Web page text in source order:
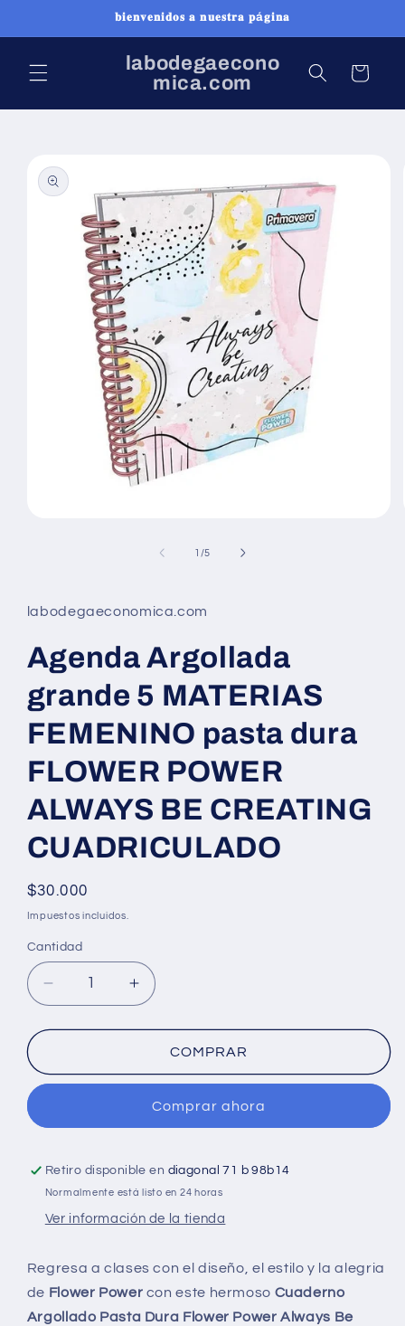
al contenido
𝐛𝐢𝐞𝐧𝐯𝐞𝐧𝐢𝐝𝐨𝐬 𝐚 𝐧𝐮𝐞𝐬𝐭𝐫𝐚 𝐩á𝐠𝐢𝐧𝐚
labodegaecono
mica.com
Carrito
información
del producto
ventana
modal
1 /de
5
labodegaeconomica.com
Agenda Argollada
grande 5 MATERIAS
FEMENINO pasta dura
FLOWER POWER
ALWAYS BE CREATING
CUADRICULADO
Precio
habitual
$30.000
Impuestos incluidos.
Cantidad
Cantidad
Reducir
cantidad
para
Argollada
MATERIAS
pasta
dura
FLOWER
POWER
BE
CREATING
CUADRICULADO
Aumentar
cantidad
para
Agenda
Argollada
MATERIAS
pasta
dura
FLOWER
POWER
BE
CREATING
CUADRICULADO
COMPRAR
Comprar ahora
Retiro disponible en diagonal 71 b 98b14
Normalmente está listo en 24 horas
Ver información de la tienda
Regresa a clases con el diseño, el estilo y la alegria
de Flower Power con este hermoso Cuaderno
Argollado Pasta Dura Flower Power Always Be